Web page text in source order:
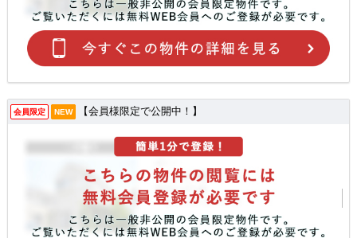
会員限定 NEW 【会員様限定で公開中！】